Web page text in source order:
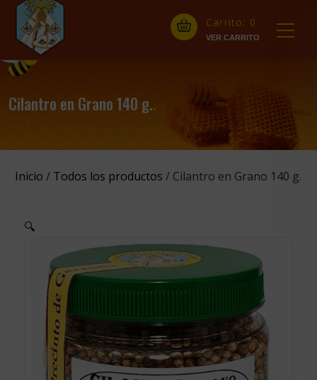
Carrito: 0
Cilantro en Grano 140 g..
Inicio / Todos los productos / Cilantro en Grano 140 g.
🔍